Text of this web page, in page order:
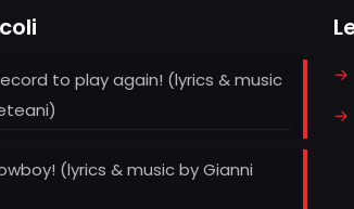
to play again! (lyrics & music
(lyrics & music by Gianni
→
→